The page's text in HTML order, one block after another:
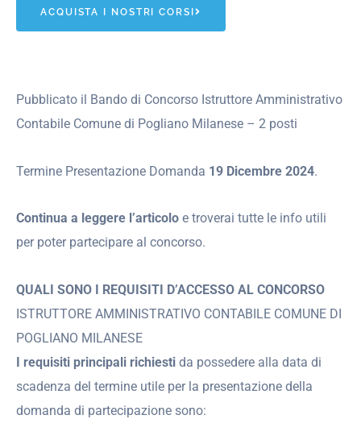
ACQUISTA I NOSTRI CORSI
Pubblicato il Bando di Concorso Istruttore Amministrativo
Contabile Comune di Pogliano Milanese – 2 posti
Termine Presentazione Domanda 19 Dicembre 2024.
Continua a leggere l’articolo e troverai tutte le info utili
per poter partecipare al concorso.
QUALI SONO I REQUISITI D’ACCESSO AL CONCORSO
ISTRUTTORE AMMINISTRATIVO CONTABILE COMUNE DI
POGLIANO MILANESE
I requisiti principali richiesti da possedere alla data di
scadenza del termine utile per la presentazione della
domanda di partecipazione sono: